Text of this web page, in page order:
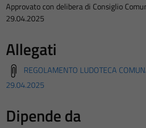
Approvato con delibera di Consiglio
29.04.2025
Allegati
REGOLAMENTO LUDOTECA
29.04.2025
Dipende da